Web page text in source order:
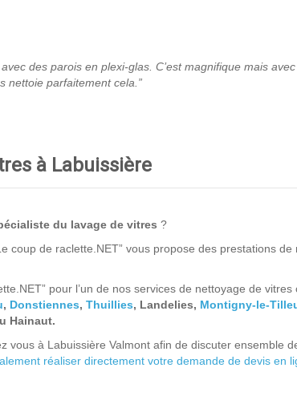
des parois en plexi-glas. C’est magnifique mais
nettoie parfaitement cela.”
à Labuissière
du lavage de vitres ?
coup de raclette.NET” vous propose des prestations de
pour l’un de nos services de nettoyage de vitres
, Donstiennes, Thuillies, Landelies, Montigny-le-
Hainaut.
vous à Labuissière Valmont afin de discuter ensemble
réaliser directement votre demande de devis en